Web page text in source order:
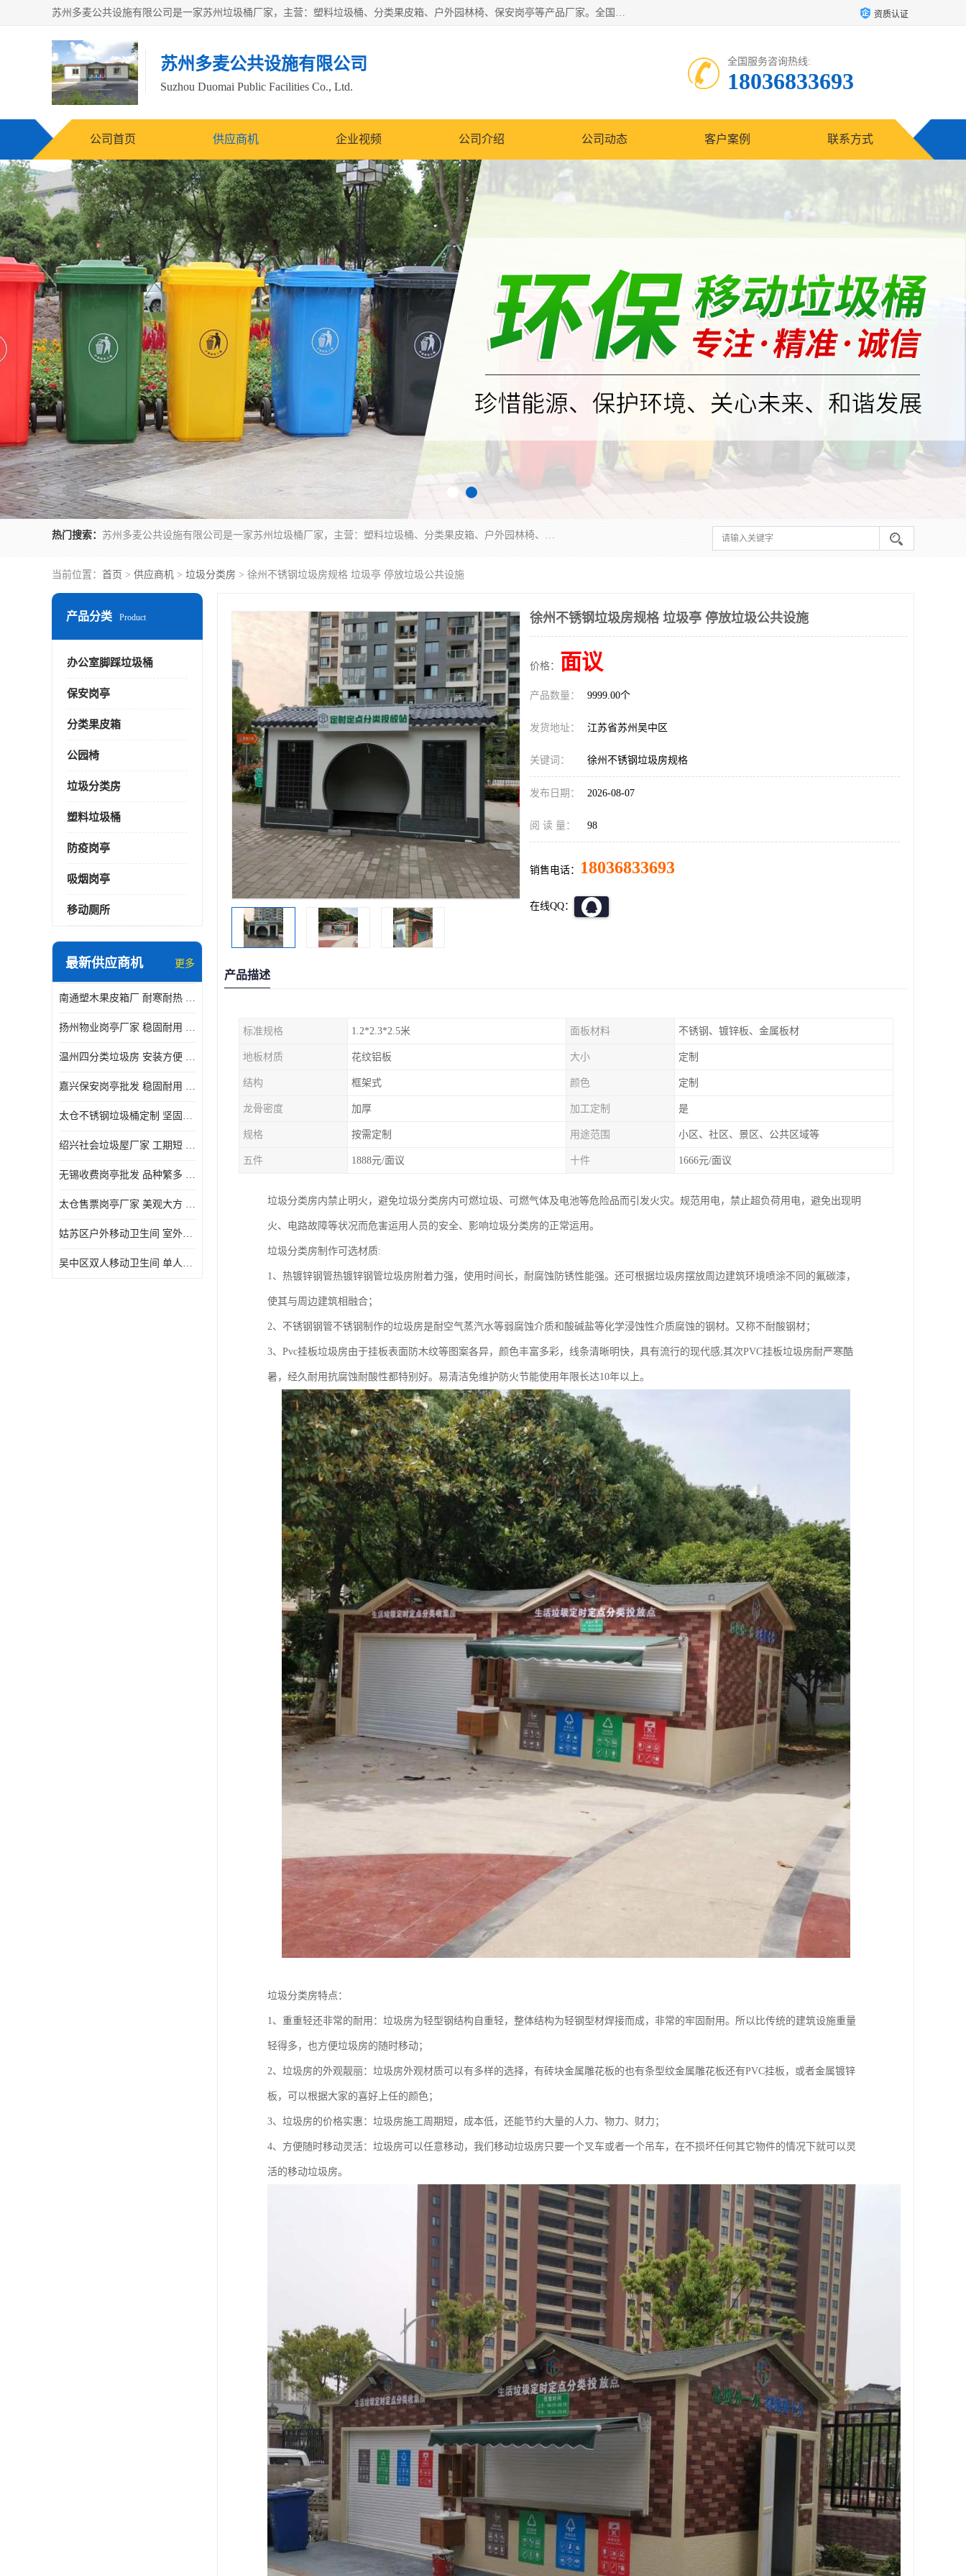
苏州多麦公共设施有限公司是一家苏州垃圾桶厂家，主营：塑料垃圾桶、分类果皮箱、户外园林椅、保安岗亭等产品厂家。全国统一热线电话：17105580222。公司组建完善的团队。设计人员，能根据客户要求，提供适合的设计方案，来满足客户的需求。 资质认证
苏州多麦公共设施有限公司
Suzhou Duomai Public Facilities Co., Ltd.
全国服务咨询热线:
18036833693
公司首页 供应商机 企业视频 公司介绍 公司动态 客户案例 联系方式
热门搜索： 苏州多麦公共设施有限公司是一家苏州垃圾桶厂家，主营：塑料垃圾桶、分类果皮箱、户外园林椅、保安岗亭等产品厂家。全国统一热线电话：17105580222。公司组建完善的团队。设计人员，能根据客户要求，提供适合的设计方案，来满足客户的需求。
当前位置： 首页 > 供应商机 > 垃圾分类房 > 徐州不锈钢垃圾房规格 垃圾亭 停放垃圾公共设施
产品分类 Product
办公室脚踩垃圾桶
保安岗亭
分类果皮箱
公园椅
垃圾分类房
塑料垃圾桶
防疫岗亭
吸烟岗亭
移动厕所
最新供应商机 更多
南通塑木果皮箱厂 耐寒耐热 设计美观简洁
扬州物业岗亭厂家 稳固耐用 适用多场合
温州四分类垃圾房 安装方便 可移动位置且方便
嘉兴保安岗亭批发 稳固耐用 使用价值高
太仓不锈钢垃圾桶定制 坚固耐用 绝缘性能好
绍兴社会垃圾屋厂家 工期短 便于居民集中投放
无锡收费岗亭批发 品种繁多 适用多场合
太仓售票岗亭厂家 美观大方 使用寿命长
姑苏区户外移动卫生间 室外临时单人厕所供应厂家
吴中区双人移动卫生间 单人厕所供应厂家
徐州不锈钢垃圾房规格 垃圾亭 停放垃圾公共设施
价格： 面议
产品数量： 9999.00个
发货地址： 江苏省苏州吴中区
关键词： 徐州不锈钢垃圾房规格
发布日期： 2026-08-07
阅 读 量： 98
销售电话： 18036833693
在线QQ：
产品描述
标准规格 1.2*2.3*2.5米 面板材料 不锈钢、镀锌板、金属板材
地板材质 花纹铝板 大小 定制
结构 框架式 颜色 定制
龙骨密度 加厚 加工定制 是
规格 按需定制 用途范围 小区、社区、景区、公共区域等
五件 1888元/面议 十件 1666元/面议
垃圾分类房内禁止明火，避免垃圾分类房内可燃垃圾、可燃气体及电池等危险品而引发火灾。规范用电，禁止超负荷用电，避免出现明
火、电路故障等状况而危害运用人员的安全、影响垃圾分类房的正常运用。
垃圾分类房制作可选材质:
1、热镀锌钢管热镀锌钢管垃圾房附着力强，使用时间长，耐腐蚀防锈性能强。还可根据垃圾房摆放周边建筑环境喷涂不同的氟碳漆，
使其与周边建筑相融合；
2、不锈钢钢管不锈钢制作的垃圾房是耐空气蒸汽水等弱腐蚀介质和酸碱盐等化学浸蚀性介质腐蚀的钢材。又称不耐酸钢材；
3、Pvc挂板垃圾房由于挂板表面防木纹等图案各异，颜色丰富多彩，线条清晰明快，具有流行的现代感;其次PVC挂板垃圾房耐严寒酷
暑，经久耐用抗腐蚀耐酸性都特别好。易清洁免维护防火节能使用年限长达10年以上。
垃圾分类房特点：
1、重重轻还非常的耐用：垃圾房为轻型钢结构自重轻，整体结构为轻钢型材焊接而成，非常的牢固耐用。所以比传统的建筑设施重量
轻得多，也方便垃圾房的随时移动；
2、垃圾房的外观靓丽：垃圾房外观材质可以有多样的选择，有砖块金属雕花板的也有条型纹金属雕花板还有PVC挂板，或者金属镀锌
板，可以根据大家的喜好上任的颜色；
3、垃圾房的价格实惠：垃圾房施工周期短，成本低，还能节约大量的人力、物力、财力；
4、方便随时移动灵活：垃圾房可以任意移动，我们移动垃圾房只要一个叉车或者一个吊车，在不损坏任何其它物件的情况下就可以灵
活的移动垃圾房。